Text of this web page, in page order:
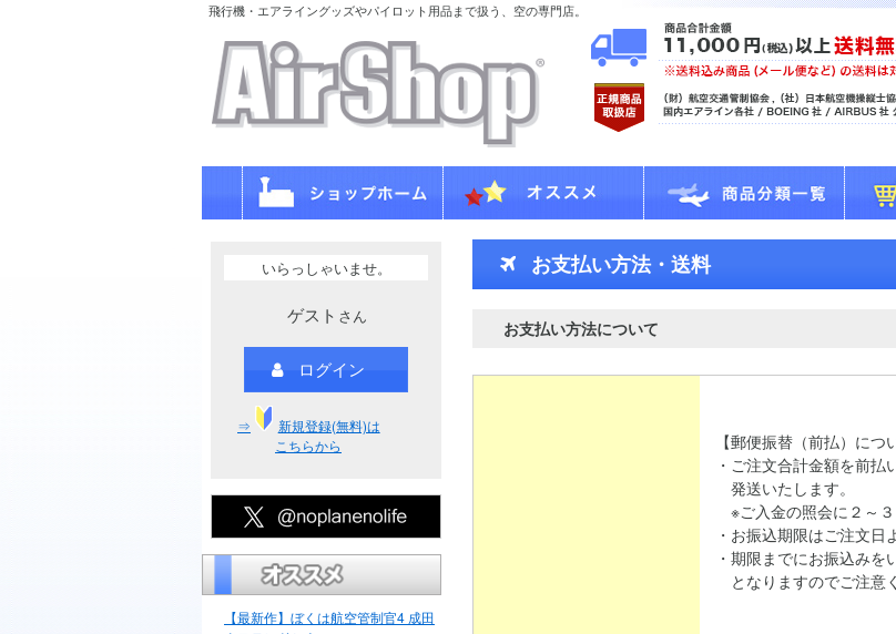
飛行機・エアライングッズやパイロット用品まで扱う、空の専門店。
いらっしゃいませ。
ゲスト さん
ログイン
⇒
新規登録(無料)は
こちらから
【最新作】ぼくは航空管制官4 成田
お支払い方法・送料
お支払い方法について
【郵便振替（前払）につ
・ご注文合計金額を前
発送いたします。
※ご入金の照会に２～３
・お振込期限はご注文日
・期限までにお振込み
となりますのでご注意